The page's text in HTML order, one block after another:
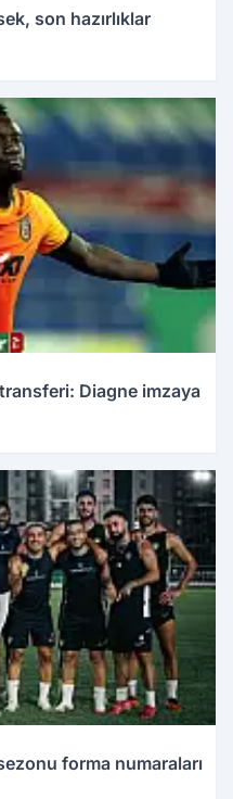
son hazırlıklar
Diagne imzaya
forma numaraları